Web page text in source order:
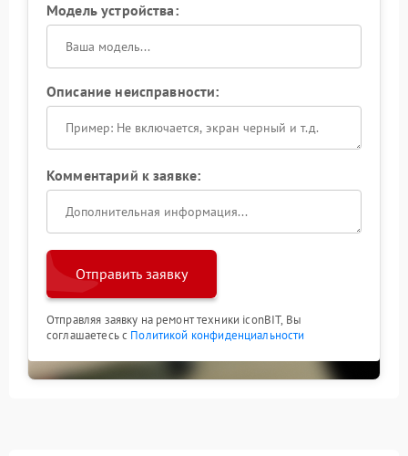
Модель устройства:
Описание неисправности:
Комментарий к заявке:
Отправить заявку
Отправляя заявку на ремонт техники iconBIT, Вы
соглашаетесь с Политикой конфиденциальности